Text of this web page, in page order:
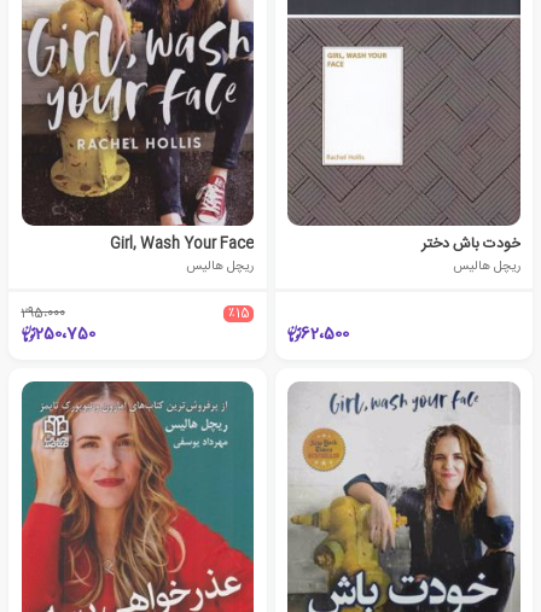
خودت باش دختر
ریچل هالیس
62،500
Girl, Wash Your Face
ریچل هالیس
٪15 295،000
250،750